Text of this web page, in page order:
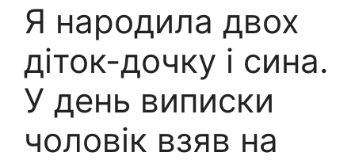
Я народила двох
діток-дочку і сина.
У день виписки
чоловік взяв на